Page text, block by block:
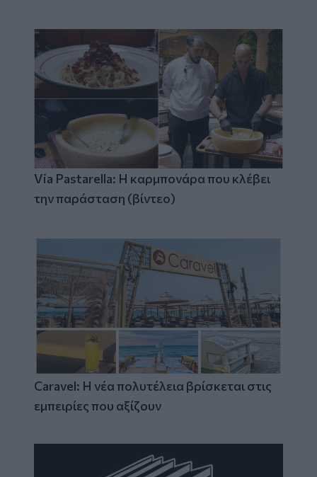
Via Pastarella: Η καρμπονάρα που κλέβει
την παράσταση (βίντεο)
Caravel: Η νέα πολυτέλεια βρίσκεται στις
εμπειρίες που αξίζουν